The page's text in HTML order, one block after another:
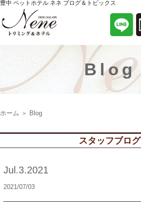
豊中 ペットホテル ネネ ブログ＆トピックス
Blog
ホーム ＞ Blog
スタッフブログ
Jul.3.2021
2021/07/03